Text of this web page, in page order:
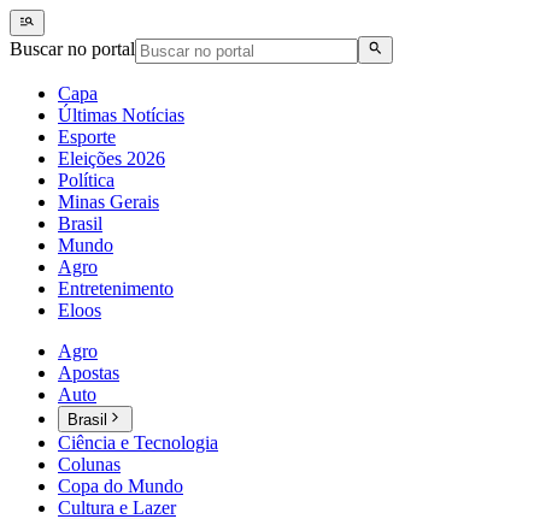
Buscar no portal
Capa
Últimas Notícias
Esporte
Eleições 2026
Política
Minas Gerais
Brasil
Mundo
Agro
Entretenimento
Eloos
Agro
Apostas
Auto
Brasil
Ciência e Tecnologia
Colunas
Copa do Mundo
Cultura e Lazer